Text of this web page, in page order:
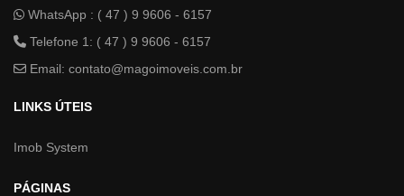
WhatsApp : ( 47 ) 9 9606 - 6157
Telefone 1: ( 47 ) 9 9606 - 6157
Email: contato@magoimoveis.com.br
LINKS ÚTEIS
Imob System
PÁGINAS